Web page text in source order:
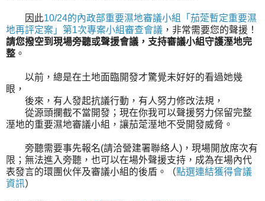
因此10/24的內政部重要濕地審議小組「茄萣暫定重要濕
地再評定案」第1次專案小組審查會議 ，非常需要您的聲援！
請您撥空到現場旁聽或聲援會議，支持審議小組守護溼地完
整 。
以前，總是在土地面臨開發才驚覺未好好的看過她幾
眼，
後來，有人發起抗議行動，有人努力修改法規，
從源頭攔截不當開發；現在你我可以聲援努力保留完整
溼地的重要濕地審議小組，讓茄萣溼地不受開發威脅。
旁聽需要事先報名(請洽營建署聯絡人)，現場開放席次有
限；無法進入旁聽，也可以在場外聲援支持，成為在場內代
表發言的環團伙伴及審議小組的後盾。（點選連結獲得會議
資訊）